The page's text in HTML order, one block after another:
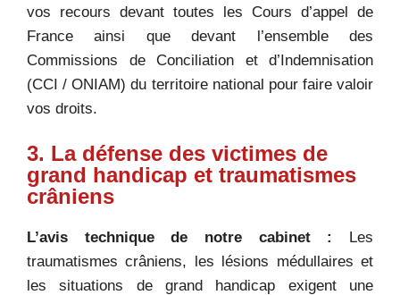
vos recours devant toutes les Cours d’appel de
France ainsi que devant l’ensemble des
Commissions de Conciliation et d’Indemnisation
(CCI / ONIAM) du territoire national pour faire valoir
vos droits.
3. La défense des victimes de
grand handicap et traumatismes
crâniens
L’avis technique de notre cabinet :
Les
traumatismes crâniens, les lésions médullaires et
les situations de grand handicap exigent une